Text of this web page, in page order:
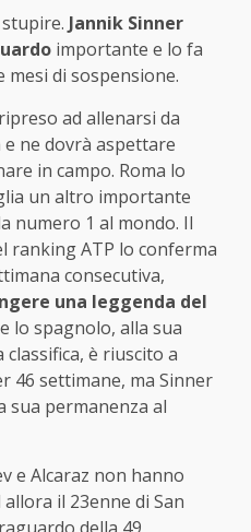
Jannik Sinner
importante e lo fa
mesi di sospensione.
ad allenarsi da
ne dovrà aspettare
in campo. Roma lo
un altro importante
numero 1 al mondo. Il
ranking ATP lo conferma
consecutiva,
una leggenda del
lo spagnolo, alla sua
è riuscito a
46 settimane, ma Sinner
sua permanenza al
e Alcaraz non hanno
il 23enne di San